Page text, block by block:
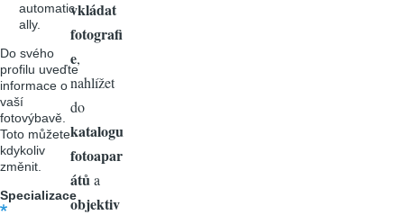
automatic
ally.
Do svého
profilu uveďte
informace o
vaší
fotovýbavě.
Toto můžete
kdykoliv
změnit.
Specializace
vkládat
fotografi
e,
nahlížet
do
katalogu
fotoapar
átů a
objektiv